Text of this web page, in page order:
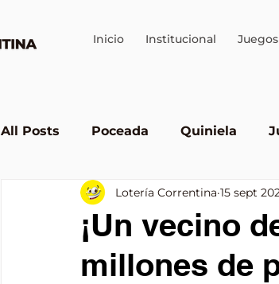
Inicio Institucional Juegos
All Posts Poceada Quiniela
Lotería en Corrientes Quini 6
¡Un vecino
millones de
Lotería Correntina 15 sept